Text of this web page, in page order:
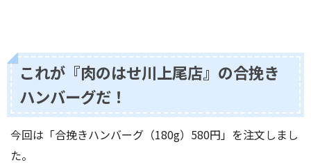
これが『肉のはせ川上尾店』の合挽き
ハンバーグだ！
今回は「合挽きハンバーグ（180g）580円」を注文しまし
た。